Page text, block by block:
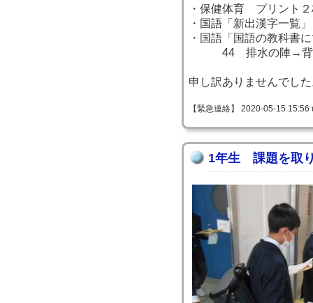
・保健体育 プリント
・国語「新出漢字一
・国語「国語の教科
44 排水の陣→背
申し訳ありませんでし
【緊急連絡】 2020-05-15 15:56
1年生 課題を取